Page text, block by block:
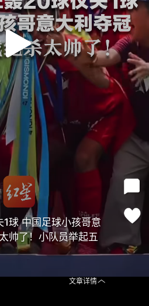
球 中国足球小孩哥意
帅了！小队员举起五
文章详情